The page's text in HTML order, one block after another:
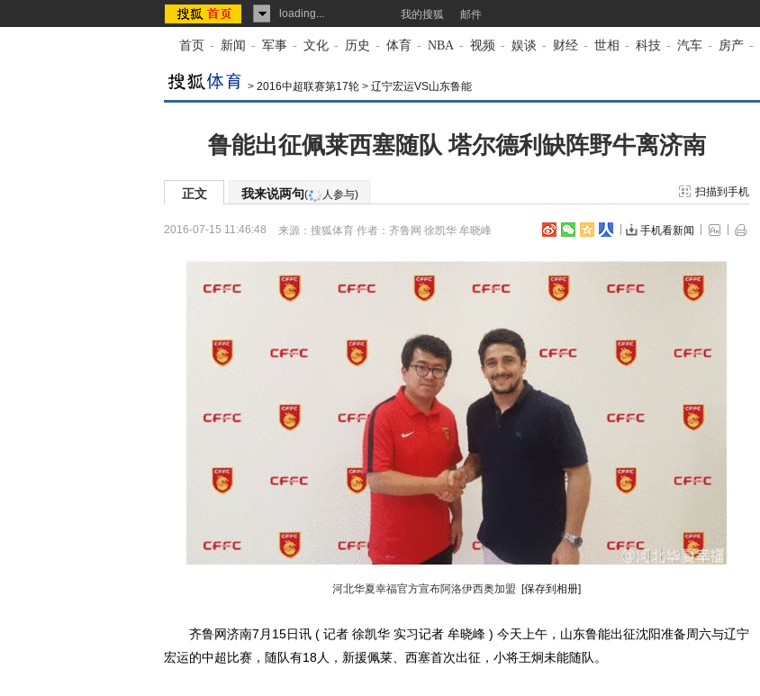
loading... 我的搜狐 邮件
首页 - 新闻 - 军事 - 文化 - 历史 - 体育 - NBA - 视频 - 娱谈 - 财经 - 世相 - 科技 - 汽车 - 房产 -
> 2016中超联赛第17轮 > 辽宁宏运VS山东鲁能
鲁能出征佩莱西塞随队 塔尔德利缺阵野牛离济南
正文 我来说两句( 人参与) 扫描到手机
2016-07-15 11:46:48 来源： 搜狐体育 作者：齐鲁网 徐凯华 牟晓峰 手机看新闻
河北华夏幸福官方宣布阿洛伊西奥加盟 [保存到相册]
齐鲁网济南7月15日讯 ( 记者 徐凯华 实习记者 牟晓峰 ) 今天上午，山东鲁能出征沈阳准备周六与辽宁
宏运的中超比赛，随队有18人，新援佩莱、西塞首次出征，小将王炯未能随队。